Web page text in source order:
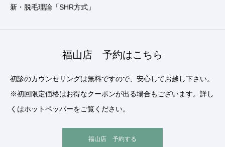
新・脱毛理論「SHR方式」
福山店 予約はこちら
初診のカウンセリングは無料ですので、安心してお越し下さい。
※初回限定価格はお得なクーポンが出る場合もございます。詳し
くはホットペッパーをご覧ください。
福山店 予約する